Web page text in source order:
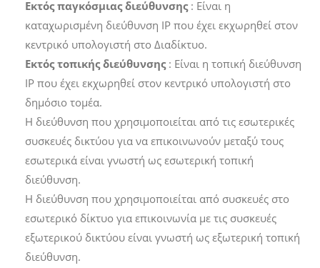
Εκτός παγκόσμιας διεύθυνσης: Είναι η
καταχωρισμένη διεύθυνση IP που έχει εκχωρηθεί στον
κεντρικό υπολογιστή στο Διαδίκτυο.
Εκτός τοπικής διεύθυνσης: Είναι η τοπική διεύθυνση
IP που έχει εκχωρηθεί στον κεντρικό υπολογιστή στο
δημόσιο τομέα.
Η διεύθυνση που χρησιμοποιείται από τις εσωτερικές
συσκευές δικτύου για να επικοινωνούν μεταξύ τους
εσωτερικά είναι γνωστή ως εσωτερική τοπική
διεύθυνση.
Η διεύθυνση που χρησιμοποιείται από συσκευές στο
εσωτερικό δίκτυο για επικοινωνία με τις συσκευές
εξωτερικού δικτύου είναι γνωστή ως εξωτερική τοπική
διεύθυνση.